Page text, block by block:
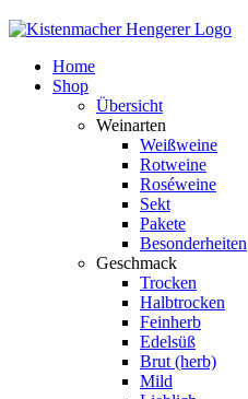
Home
Shop
Übersicht
Weinarten
Weißweine
Rotweine
Roséweine
Sekt
Pakete
Besonderheiten
Geschmack
Trocken
Halbtrocken
Feinherb
Edelsüß
Brut (herb)
Mild